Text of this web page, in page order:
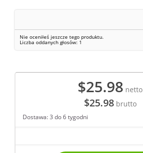
Nie oceniłeś jeszcze tego produktu.
Liczba oddanych głosów: 1
$25.98 netto
$25.98brutto
Dostawa: 3 do 6 tygodni